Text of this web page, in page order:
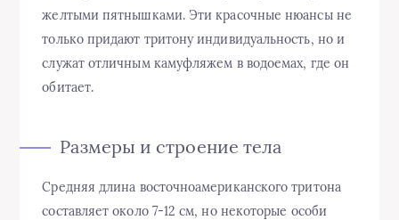
желтыми пятнышками. Эти красочные нюансы не
только придают тритону индивидуальность, но и
служат отличным камуфляжем в водоемах, где он
обитает.
Размеры и строение тела
Средняя длина восточноамериканского тритона
составляет около 7-12 см, но некоторые особи